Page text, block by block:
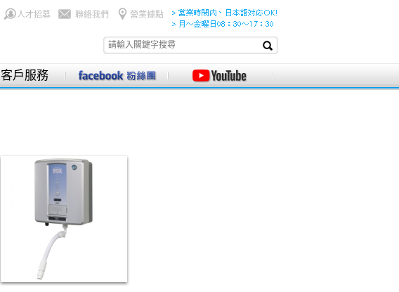
人才招募 聯絡我們 營業據點
客戶服務